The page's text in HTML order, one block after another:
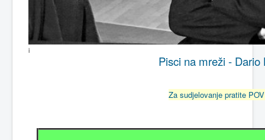
i
Pisci na mreži - Dario
Za sudjelovanje pratite